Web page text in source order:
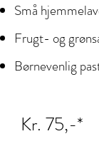
Små
Frugt- og
Børnevenlig
Kr. 75,-*